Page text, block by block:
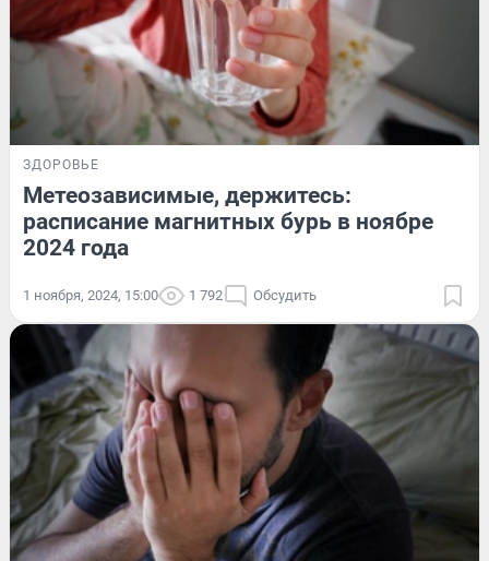
ЗДОРОВЬЕ
Метеозависимые, держитесь:
расписание магнитных бурь в ноябре
2024 года
1 ноября, 2024, 15:00 1 792 Обсудить